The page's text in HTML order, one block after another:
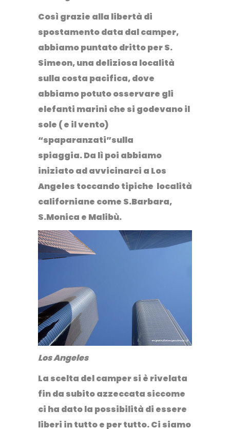
Così grazie alla libertà di
spostamento data dal camper,
abbiamo puntato dritto per S.
Simeon, una deliziosa località
sulla costa pacifica, dove
abbiamo potuto osservare gli
elefanti marini che si godevano il
sole ( e il vento)
“spaparanzati”sulla
spiaggia. Da lì poi abbiamo
iniziato ad avvicinarci a Los
Angeles toccando tipiche località
californiane come S.Barbara,
S.Monica e Malibù.
Los Angeles
La scelta del camper si è rivelata
fin da subito azzeccatasiccome
ci ha dato la possibilità di essere
liberi in tutto e per tutto. Ci siamo